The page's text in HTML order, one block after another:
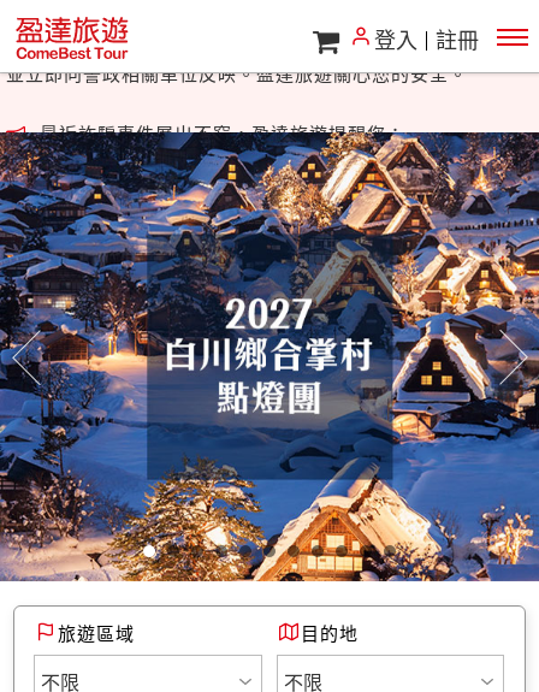
登入 註冊
若接獲假冒盈達旅遊或其他旅遊廠商的來電，尤其涉及帳號或
匯款指示，請勿理會，
並立即向警政相關單位反映。盈達旅遊關心您的安全。
最近詐騙事件層出不窮，盈達旅遊提醒您：
若接獲假冒盈達旅遊或其他旅遊廠商的來電，尤其涉及帳號或
匯款指示，請勿理會，
並立即向警政相關單位反映。盈達旅遊關心您的安全。
往前 往
旅遊區域 目的地